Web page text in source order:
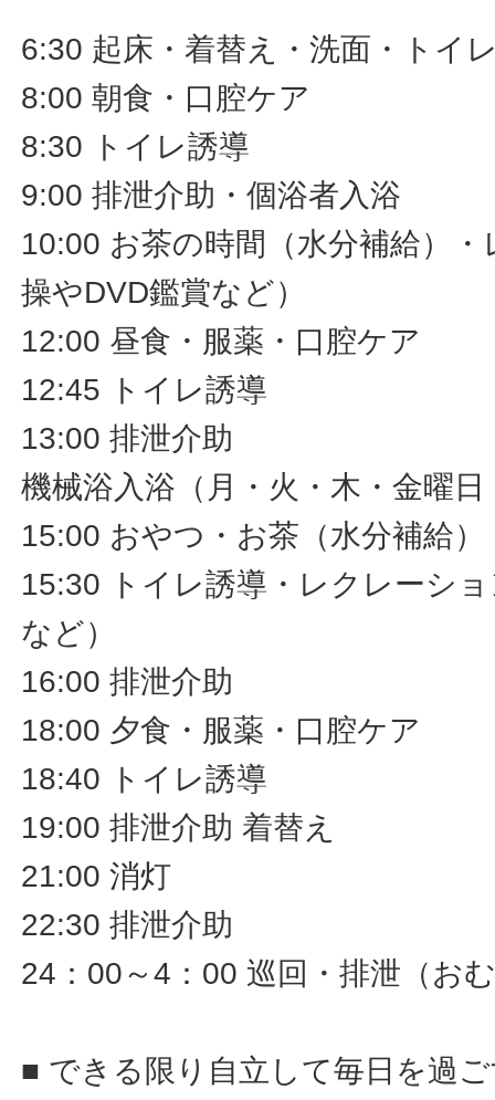
6:30 起床・着替え・洗面・トイ
8:00 朝食・口腔ケア
8:30 トイレ誘導
9:00 排泄介助・個浴者入浴
10:00 お茶の時間（水分補給）
操やDVD鑑賞など）
12:00 昼食・服薬・口腔ケア
12:45 トイレ誘導
13:00 排泄介助
機械浴入浴（月・火・木・金曜
15:00 おやつ・お茶（水分補給）
15:30 トイレ誘導・レクレーシ
など）
16:00 排泄介助
18:00 夕食・服薬・口腔ケア
18:40 トイレ誘導
19:00 排泄介助 着替え
21:00 消灯
22:30 排泄介助
24：00～4：00 巡回・排泄（お
■ できる限り自立して毎日を過